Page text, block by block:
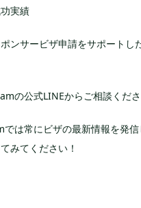
実績
ンサービザ申請をサポートし
の公式LINEからご相談くだ
は常にビザの最新情報を発信
みてください！